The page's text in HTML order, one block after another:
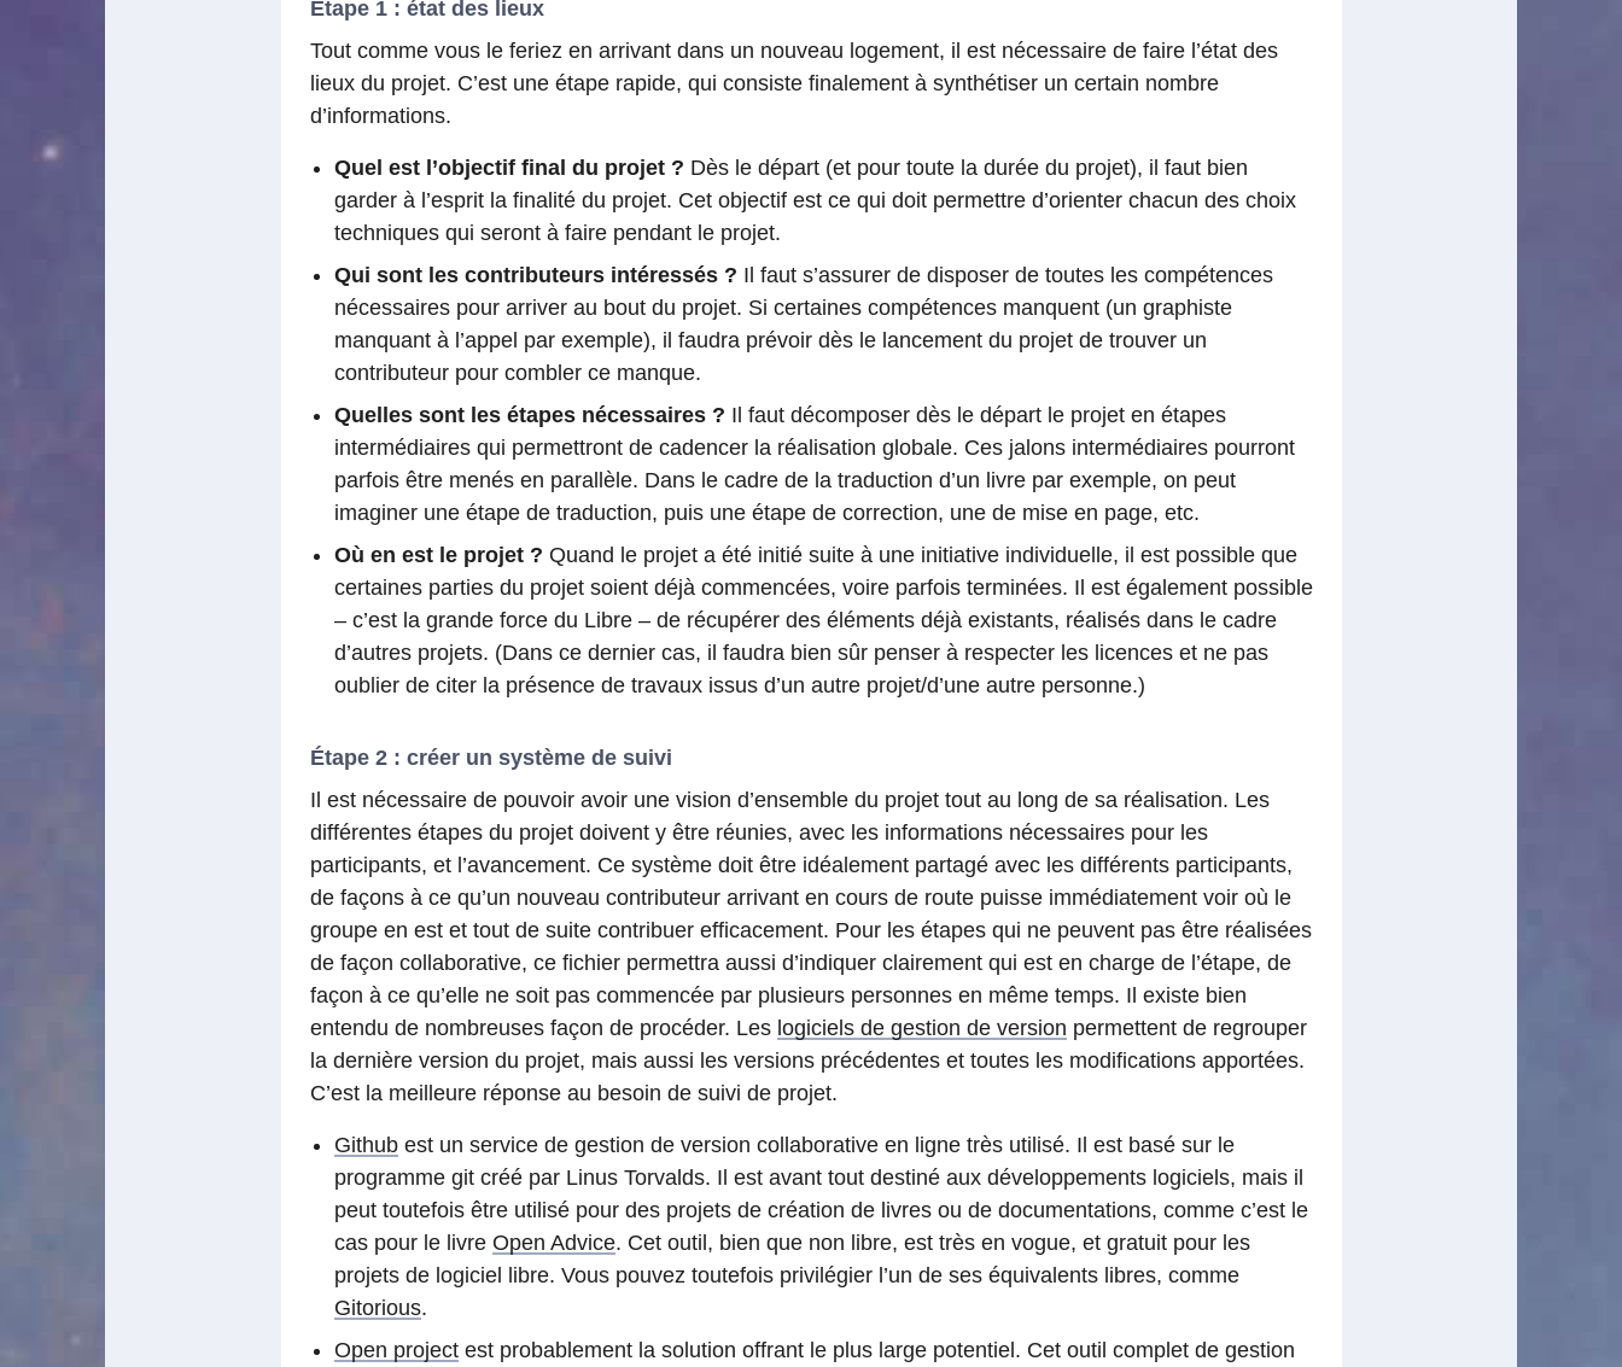
Étape 1 : état des lieux
Tout comme vous le feriez en arrivant dans un nouveau logement, il est nécessaire de faire l’état des
lieux du projet. C’est une étape rapide, qui consiste finalement à synthétiser un certain nombre
d’informations.
Quel est l’objectif final du projet ? Dès le départ (et pour toute la durée du projet), il faut bien
garder à l’esprit la finalité du projet. Cet objectif est ce qui doit permettre d’orienter chacun des choix
techniques qui seront à faire pendant le projet.
Qui sont les contributeurs intéressés ? Il faut s’assurer de disposer de toutes les compétences
nécessaires pour arriver au bout du projet. Si certaines compétences manquent (un graphiste
manquant à l’appel par exemple), il faudra prévoir dès le lancement du projet de trouver un
contributeur pour combler ce manque.
Quelles sont les étapes nécessaires ? Il faut décomposer dès le départ le projet en étapes
intermédiaires qui permettront de cadencer la réalisation globale. Ces jalons intermédiaires pourront
parfois être menés en parallèle. Dans le cadre de la traduction d’un livre par exemple, on peut
imaginer une étape de traduction, puis une étape de correction, une de mise en page, etc.
Où en est le projet ? Quand le projet a été initié suite à une initiative individuelle, il est possible que
certaines parties du projet soient déjà commencées, voire parfois terminées. Il est également possible
– c’est la grande force du Libre – de récupérer des éléments déjà existants, réalisés dans le cadre
d’autres projets. (Dans ce dernier cas, il faudra bien sûr penser à respecter les licences et ne pas
oublier de citer la présence de travaux issus d’un autre projet/d’une autre personne.)
Étape 2 : créer un système de suivi
Il est nécessaire de pouvoir avoir une vision d’ensemble du projet tout au long de sa réalisation. Les
différentes étapes du projet doivent y être réunies, avec les informations nécessaires pour les
participants, et l’avancement. Ce système doit être idéalement partagé avec les différents participants,
de façons à ce qu’un nouveau contributeur arrivant en cours de route puisse immédiatement voir où le
groupe en est et tout de suite contribuer efficacement. Pour les étapes qui ne peuvent pas être réalisées
de façon collaborative, ce fichier permettra aussi d’indiquer clairement qui est en charge de l’étape, de
façon à ce qu’elle ne soit pas commencée par plusieurs personnes en même temps. Il existe bien
entendu de nombreuses façon de procéder. Les logiciels de gestion de version permettent de regrouper
la dernière version du projet, mais aussi les versions précédentes et toutes les modifications apportées.
C’est la meilleure réponse au besoin de suivi de projet.
Githubest un service de gestion de version collaborative en ligne très utilisé. Il est basé sur le
programme git créé par Linus Torvalds. Il est avant tout destiné aux développements logiciels, mais il
peut toutefois être utilisé pour des projets de création de livres ou de documentations, comme c’est le
cas pour le livre Open Advice. Cet outil, bien que non libre, est très en vogue, et gratuit pour les
projets de logiciel libre. Vous pouvez toutefois privilégier l’un de ses équivalents libres, comme
Gitorious.
Open projectest probablement la solution offrant le plus large potentiel. Cet outil complet de gestion